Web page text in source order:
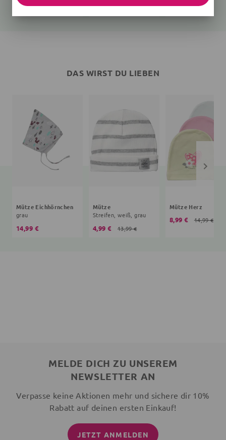
33,95 € 26,95 € 44,95 €
DAS WIRST DU LIEBEN
Mütze Eichhörnchen
grau
14,99 €
Mütze
Streifen, weiß, grau
4,99 € 13,99 €
Mütze Herz
8,99 € 14,99 €
MELDE DICH ZU UNSEREM
NEWSLETTER AN
Verpasse keine Aktionen mehr und sichere dir 10%
Rabatt auf deinen ersten Einkauf!
JETZT ANMELDEN